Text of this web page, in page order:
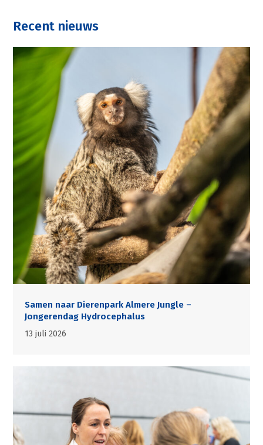
Recent nieuws
Samen naar Dierenpark Almere Jungle –
Jongerendag Hydrocephalus
13 juli 2026